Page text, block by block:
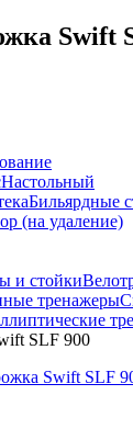
Swift
Настольный
Бильярдные
(на удаление)
и стойки
тренажеры
SLF 900